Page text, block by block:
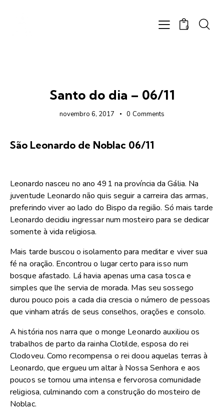
0
Santo do dia – 06/11
novembro 6, 2017 0 Comments
São Leonardo de Noblac 06/11
Leonardo nasceu no ano 491 na província da Gália. Na
juventude Leonardo não quis seguir a carreira das armas,
preferindo viver ao lado do Bispo da região. Só mais tarde
Leonardo decidiu ingressar num mosteiro para se dedicar
somente à vida religiosa.
Mais tarde buscou o isolamento para meditar e viver sua
fé na oração. Encontrou o lugar certo para isso num
bosque afastado. Lá havia apenas uma casa tosca e
simples que lhe servia de morada. Mas seu sossego
durou pouco pois a cada dia crescia o número de pessoas
que vinham atrás de seus conselhos, orações e consolo.
A história nos narra que o monge Leonardo auxiliou os
trabalhos de parto da rainha Clotilde, esposa do rei
Clodoveu. Como recompensa o rei doou aquelas terras à
Leonardo, que ergueu um altar à Nossa Senhora e aos
poucos se tornou uma intensa e fervorosa comunidade
religiosa, culminando com a construção do mosteiro de
Noblac.